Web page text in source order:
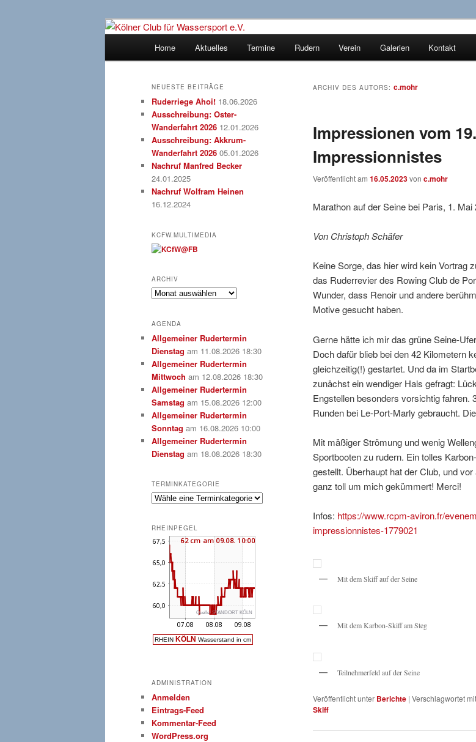
Kölner Club für Wassersport e.V.
gegründet 1907
Home Aktuelles Termine Rudern Verein Galerien Kontakt
ARCHIV DES AUTORS: c.mohr
Impressionen vom
Impressionnistes
Veröffentlicht am 16.05.2023von c.mohr
Marathon auf der Seine bei Paris, 1. Mai
Von Christoph Schäfer
Keine Sorge, das hier wird kein Vortrag
das Ruderrevier des Rowing Club de
Wunder, dass Renoir und andere
Motive gesucht haben.
Gerne hätte ich mir das grüne Seine-
Doch dafür blieb bei den 42 Kilometern
gleichzeitig(!) gestartet. Und da im
zunächst ein wendiger Hals gefragt:
Engstellen besonders vorsichtig fahren.
Runden bei Le-Port-Marly gebraucht.
Mit mäßiger Strömung und wenig
Sportbooten zu rudern. Ein tolles
gestellt. Überhaupt hat der Club, und
ganz toll um mich gekümmert! Merci!
Infos: https://www.rcpm-aviron.fr/
impressionnistes-1779021
Mit dem Skiff auf der Seine
Mit dem Karbon-Skiff am Steg
Teilnehmerfeld auf der Seine
Veröffentlicht unter Berichte | Verschlagwortet mit
Skiff
NEUESTE BEITRÄGE
Ruderriege Ahoi! 18.06.2026
Ausschreibung: Oster-
Wanderfahrt 2026 12.01.2026
Ausschreibung: Akkrum-
Wanderfahrt 2026 05.01.2026
Nachruf Manfred Becker
24.01.2025
Nachruf Wolfram Heinen
16.12.2024
KCFW.MULTIMEDIA
ARCHIV
Archiv
AGENDA
Allgemeiner Rudertermin
Dienstag am 11.08.2026 18:30
Allgemeiner Rudertermin
Mittwoch am 12.08.2026 18:30
Allgemeiner Rudertermin
Samstag am 15.08.2026 12:00
Allgemeiner Rudertermin
Sonntag am 16.08.2026 10:00
Allgemeiner Rudertermin
Dienstag am 18.08.2026 18:30
TERMINKATEGORIE
RHEINPEGEL
ADMINISTRATION
Anmelden
Eintrags-Feed
Kommentar-Feed
WordPress.org